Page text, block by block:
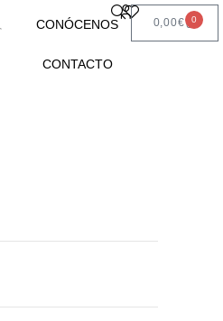
CONÓCENOS
CONTACTO
0,00€ 0